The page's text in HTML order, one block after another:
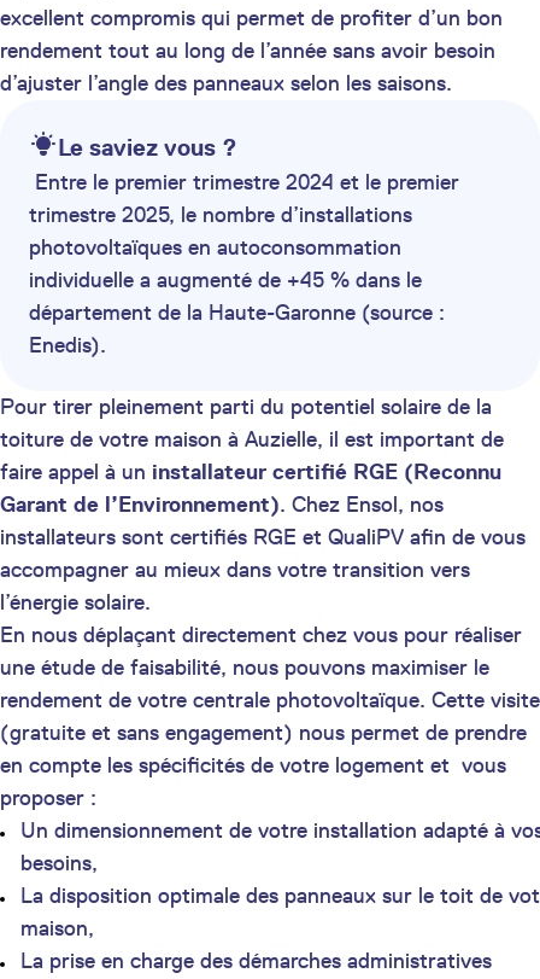
excellent compromis qui permet de profiter d’un bon
rendement tout au long de l’année sans avoir besoin
d’ajuster l’angle des panneaux selon les saisons.
Le saviez vous ?
Entre le premier trimestre 2024 et le premier
trimestre 2025, le nombre d’installations
photovoltaïques en autoconsommation
individuelle a augmenté de +45 % dans le
département de la Haute-Garonne (source :
Enedis).
Pour tirer pleinement parti du potentiel solaire de la
toiture de votre maison à Auzielle, il est important de
faire appel à un installateur certifié RGE (Reconnu
Garant de l’Environnement). Chez Ensol, nos
installateurs sont certifiés RGE et QualiPV afin de vous
accompagner au mieux dans votre transition vers
l’énergie solaire.
En nous déplaçant directement chez vous pour réaliser
une étude de faisabilité, nous pouvons maximiser le
rendement de votre centrale photovoltaïque. Cette visite
(gratuite et sans engagement) nous permet de prendre
en compte les spécificités de votre logement et vous
proposer :
Un dimensionnement de votre installation adapté à
besoins,
La disposition optimale des panneaux sur le toit de
maison,
La prise en charge des démarches administratives